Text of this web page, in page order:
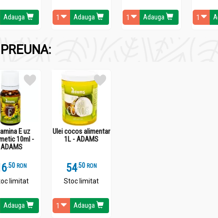
faina din cereale, mustar, soia, nuci , alune, seminte de
bune in diverse preparate raw vegan, mai ales la pregatirea
Adauga Adauga Adauga
E uz
10ml -
ADAMS
.5 RON
limitat
Adauga
Ulei cocos alimentar
1L - ADAMS
54.5 RON
Stoc limitat
Adauga